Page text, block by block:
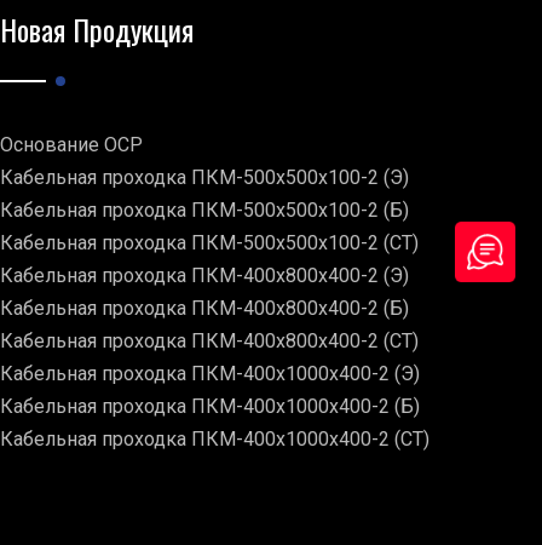
Новая Продукция
Основание ОСР
Кабельная проходка ПКМ-500х500х100-2 (Э)
Кабельная проходка ПКМ-500х500х100-2 (Б)
Кабельная проходка ПКМ-500х500х100-2 (СТ)
Кабельная проходка ПКМ-400х800х400-2 (Э)
Кабельная проходка ПКМ-400х800х400-2 (Б)
Кабельная проходка ПКМ-400х800х400-2 (СТ)
Кабельная проходка ПКМ-400х1000х400-2 (Э)
Кабельная проходка ПКМ-400х1000х400-2 (Б)
Кабельная проходка ПКМ-400х1000х400-2 (СТ)